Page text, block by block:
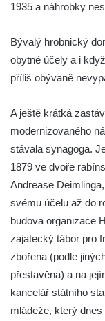
Židovský
Židovský
Židovský
(Petschau)
(Aussig)
Židovský
Židovský
(Deutsch Rust
Židovský
Židovský
(Rabenstein
Židovský
(Königsberg
Židovský
Starý židovský
1935 a náhrobky
Bývalý hrobnický
obytné účely a i
příliš obývaně
A ještě krátká
modernizovaného
stávala synagoga.
1879 ve dvoře
Andrease
svému účelu až do
budova organizace
zajatecký tábor pro
zbořena (podle
přestavěna) a na
kancelář státního
mládeže, který